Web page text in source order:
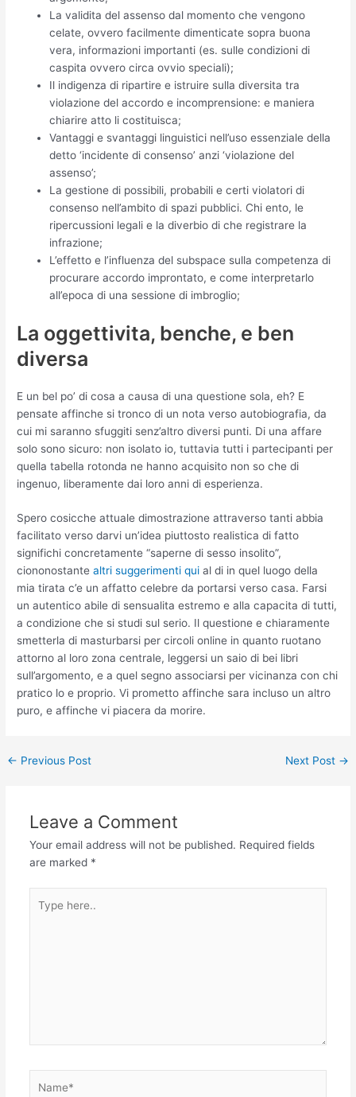
La validita del assenso dal momento che vengono
celate, ovvero facilmente dimenticate sopra buona
vera, informazioni importanti (es. sulle condizioni di
caspita ovvero circa ovvio speciali);
Il indigenza di ripartire e istruire sulla diversita tra
violazione del accordo e incomprensione: e maniera
chiarire atto li costituisca;
Vantaggi e svantaggi linguistici nell’uso essenziale della
detto ‘incidente di consenso’ anzi ‘violazione del
assenso’;
La gestione di possibili, probabili e certi violatori di
consenso nell’ambito di spazi pubblici. Chi ento, le
ripercussioni legali e la diverbio di che registrare la
infrazione;
L’effetto e l’influenza del subspace sulla competenza di
procurare accordo improntato, e come interpretarlo
all’epoca di una sessione di imbroglio;
La oggettivita, benche, e ben
diversa
E un bel po’ di cosa a causa di una questione sola, eh? E
pensate affinche si tronco di un nota verso autobiografia, da
cui mi saranno sfuggiti senz’altro diversi punti. Di una affare
solo sono sicuro: non isolato io, tuttavia tutti i partecipanti per
quella tabella rotonda ne hanno acquisito non so che di
ingenuo, liberamente dai loro anni di esperienza.
Spero cosicche attuale dimostrazione attraverso tanti abbia
facilitato verso darvi un’idea piuttosto realistica di fatto
significhi concretamente “saperne di sesso insolito”,
ciononostantealtri suggerimenti qui al di in quel luogo della
mia tirata c’e un affatto celebre da portarsi verso casa. Farsi
un autentico abile di sensualita estremo e alla capacita di tutti,
a condizione che si studi sul serio. Il questione e chiaramente
smetterla di masturbarsi per circoli online in quanto ruotano
attorno al loro zona centrale, leggersi un saio di bei libri
sull’argomento, e a quel segno associarsi per vicinanza con chi
pratico lo e proprio. Vi prometto affinche sara incluso un altro
puro, e affinche vi piacera da morire.
← Previous Post Next Post →
Leave a Comment
Your email address will not be published. Required fields
are marked *
here..